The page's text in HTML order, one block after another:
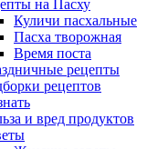
на Пасху
Куличи пасхальные
Пасха творожная
Время поста
рецепты
рецептов
и вред продуктов